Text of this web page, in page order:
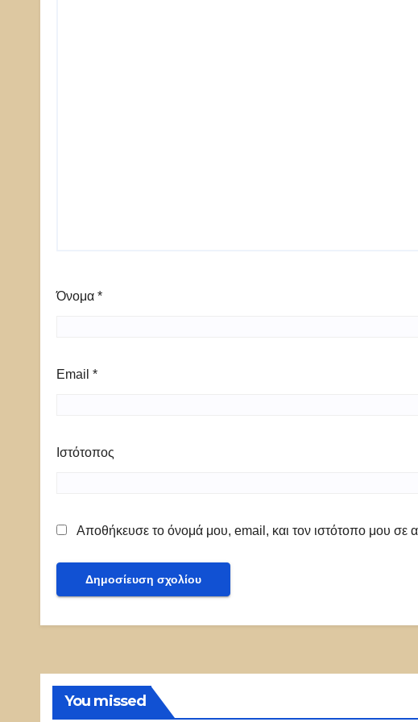
Όνομα *
Email *
Ιστότοπος
Αποθήκευσε το όνομά μου, email, και τον ιστότοπο μου
You missed